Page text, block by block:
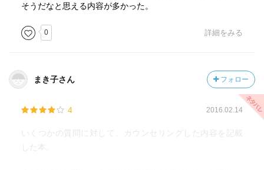
そうだなと思える内容が多かった。
0 詳細をみる
まき子さん フォロー
4 2016.02.14
いくつかの質問に対して、カウンセリングした内容を記載
した本。